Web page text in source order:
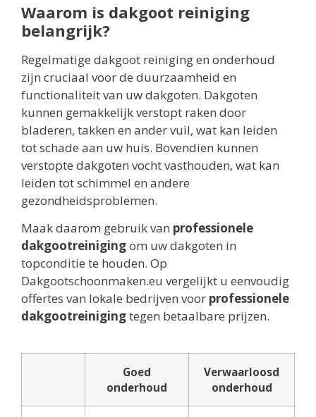
Waarom is dakgoot reiniging
belangrijk?
Regelmatige dakgoot reiniging en onderhoud
zijn cruciaal voor de duurzaamheid en
functionaliteit van uw dakgoten. Dakgoten
kunnen gemakkelijk verstopt raken door
bladeren, takken en ander vuil, wat kan leiden
tot schade aan uw huis. Bovendien kunnen
verstopte dakgoten vocht vasthouden, wat kan
leiden tot schimmel en andere
gezondheidsproblemen.
Maak daarom gebruik van professionele
dakgootreinigingom uw dakgoten in
topconditie te houden. Op
Dakgootschoonmaken.eu vergelijkt u eenvoudig
offertes van lokale bedrijven voor professionele
dakgootreinigingtegen betaalbare prijzen.
Goed
onderhoud
Verwaarloosd
onderhoud